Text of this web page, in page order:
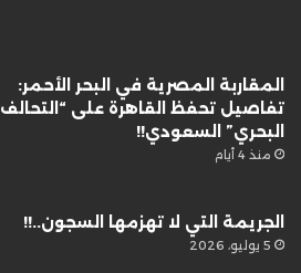
المقاربة المصرية في البحر الأحمر:
تفاصيل تحفظ القاهرة على “التحالف
البحري” السعودي!!
منذ 4 أيام
الجريمة التي لا تهزمها السجون..!!
5 يوليو، 2026